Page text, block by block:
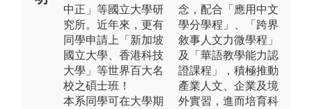
中正」等國立大學研
究所。近年來，更有
同學申請上「新加坡
國立大學、香港科技
大學」等世界百大名
校之碩士班！
本系同學可在大學期
念，配合「應用中文
學分學程」、「跨界
敘事人文力微學程」
及「華語教學能力認
證課程」，積極推動
產業人文、企業及境
外實習，進而培育科